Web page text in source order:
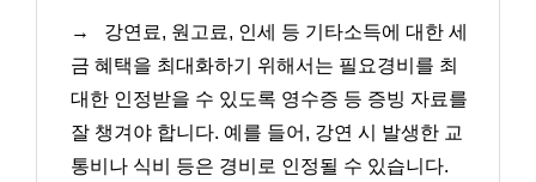
→
강연료, 원고료, 인세 등 기타소득에 대한 세
금 혜택을 최대화하기 위해서는 필요경비를 최
대한 인정받을 수 있도록 영수증 등 증빙 자료를
잘 챙겨야 합니다. 예를 들어, 강연 시 발생한 교
통비나 식비 등은 경비로 인정될 수 있습니다.